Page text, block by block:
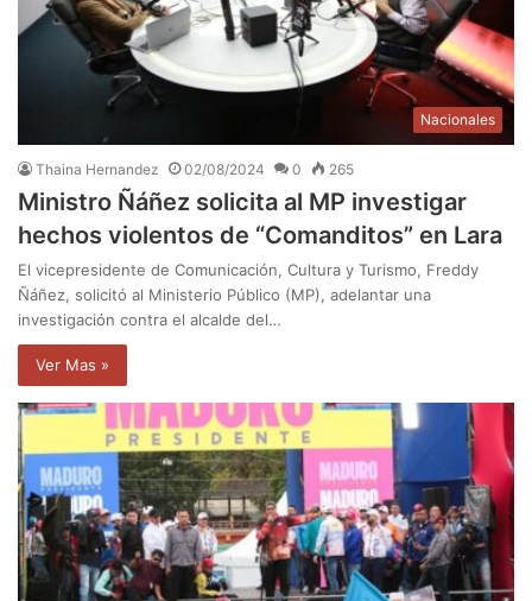
Nacionales
Thaina Hernandez 02/08/2024 0 265
Ministro Ñáñez solicita al MP investigar
hechos violentos de “Comanditos” en Lara
El vicepresidente de Comunicación, Cultura y Turismo, Freddy
Ñáñez, solicitó al Ministerio Público (MP), adelantar una
investigación contra el alcalde del…
Ver Mas »